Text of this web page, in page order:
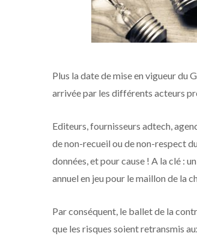
Plus la date de mise en vigueur du
arrivée par les différents acteurs
Editeurs, fournisseurs adtech,
de non-recueil ou de non-respect
données, et pour cause ! A la clé :
annuel en jeu pour le maillon de la
Par conséquent, le ballet de la
que les risques soient retransmis